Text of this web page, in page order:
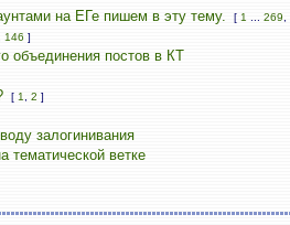
на ЕГе пишем в эту тему. [ 1 269
146 ]
объединения постов в КТ
[ 1 2 ]
залогинивания
тематической ветке